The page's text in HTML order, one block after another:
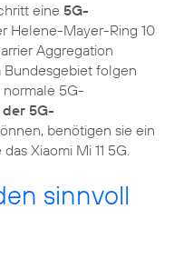
eine 5G-
Helene-Mayer-Ring 10
Aggregation
folgen
normale 5G-
5G-
benötigen sie ein
Xiaomi Mi 11 5G.
sinnvoll